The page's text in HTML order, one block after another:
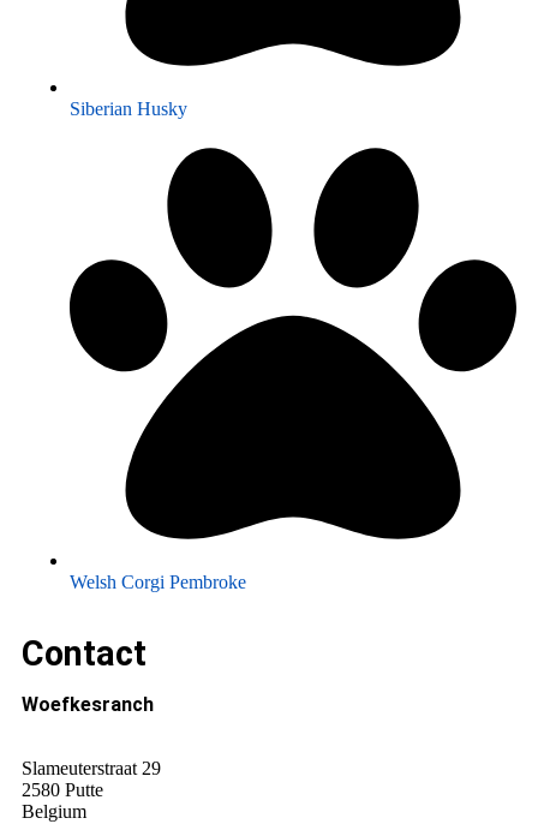
Siberian Husky
Welsh Corgi Pembroke
Contact
Woefkesranch
Slameuterstraat 29
2580 Putte
Belgium